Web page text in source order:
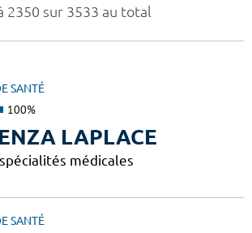
2350 sur 3533 au total
SANTÉ
100%
LAPLACE
médicales
SANTÉ